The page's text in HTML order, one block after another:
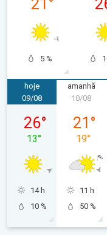
21 °
5 %
hoje
domingo, 09/08
09/08
26°
13°
14 h
10 %
amanhã
10/08
21 °
19°
11 h
50 %